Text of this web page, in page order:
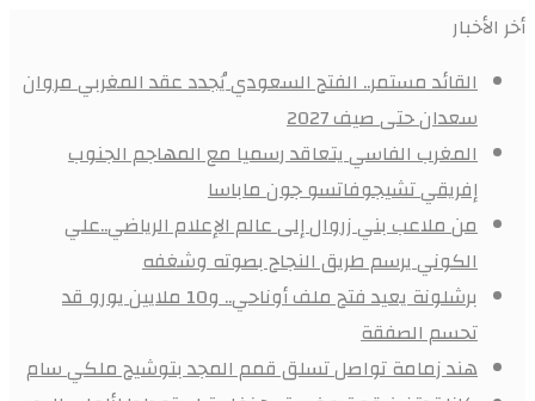
أخر الأخبار
القائد مستمر.. الفتح السعودي يُجدد عقد المغربي مروان
سعدان حتى صيف 2027
المغرب الفاسي يتعاقد رسميا مع المهاجم الجنوب
إفريقي تشيجوفاتسو جون ماباسا
من ملاعب بني زروال إلى عالم الإعلام الرياضي..علي
الكوني يرسم طريق النجاح بصوته وشغفه
برشلونة يعيد فتح ملف أوناحي.. و10 ملايين يورو قد
تحسم الصفقة
هند زمامة تواصل تسلق قمم المجد بتوشيح ملكي سام